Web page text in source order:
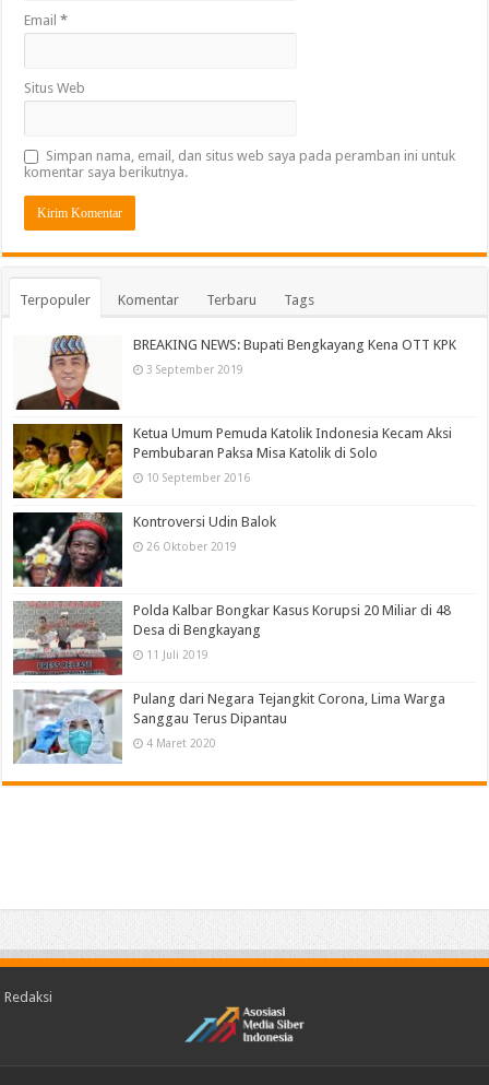
Email*
Situs Web
Simpan nama, email, dan situs web saya pada peramban ini untuk
komentar saya berikutnya.
Terpopuler Komentar Terbaru Tags
BREAKING NEWS: Bupati Bengkayang Kena OTT KPK
3 September 2019
Ketua Umum Pemuda Katolik Indonesia Kecam Aksi
Pembubaran Paksa Misa Katolik di Solo
10 September 2016
Kontroversi Udin Balok
26 Oktober 2019
Polda Kalbar Bongkar Kasus Korupsi 20 Miliar di 48
Desa di Bengkayang
11 Juli 2019
Pulang dari Negara Tejangkit Corona, Lima Warga
Sanggau Terus Dipantau
4 Maret 2020
Redaksi